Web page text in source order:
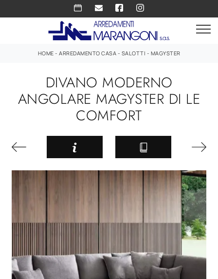
HOME - ARREDAMENTO CASA - SALOTTI - MAGYSTER
DIVANO MODERNO
ANGOLARE MAGYSTER DI LE
COMFORT